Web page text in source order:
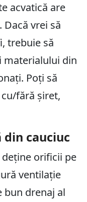
acvatică are
vrei să
trebuie să
materialului din
Poți să
fără șiret,
cauciuc
deține orificii pe
ventilație
drenaj al